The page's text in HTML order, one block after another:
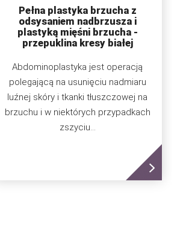
Pełna plastyka brzucha z
odsysaniem nadbrzusza i
plastyką mięśni brzucha -
przepuklina kresy białej
Abdominoplastyka jest operacją
polegającą na usunięciu nadmiaru
luźnej skóry i tkanki tłuszczowej na
brzuchu i w niektórych przypadkach
zszyciu...